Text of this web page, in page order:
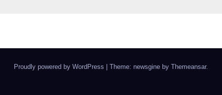
Proudly powered by WordPress Theme: newsgine by Themeansar.